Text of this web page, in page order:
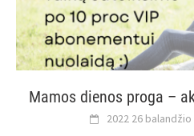
Mamos dienos proga –
2022 26 balandžio